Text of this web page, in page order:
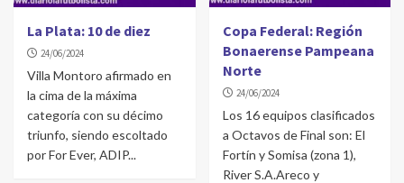
La Plata: 10 de diez
24/06/2024
Villa Montoro afirmado en
la cima de la máxima
categoría con su décimo
triunfo, siendo escoltado
por For Ever, ADIP...
Copa Federal: Región
Bonaerense Pampeana
Norte
24/06/2024
Los 16 equipos clasificados
a Octavos de Final son: El
Fortín y Somisa (zona 1),
River S.A.Areco y